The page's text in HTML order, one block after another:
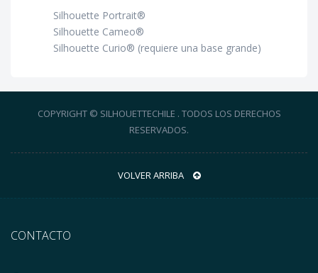
Silhouette Portrait®
Silhouette Cameo®
Silhouette Curio® (requiere una base grande)
COPYRIGHT © SILHOUETTECHILE . TODOS LOS DERECHOS
RESERVADOS.
VOLVER ARRIBA
CONTACTO